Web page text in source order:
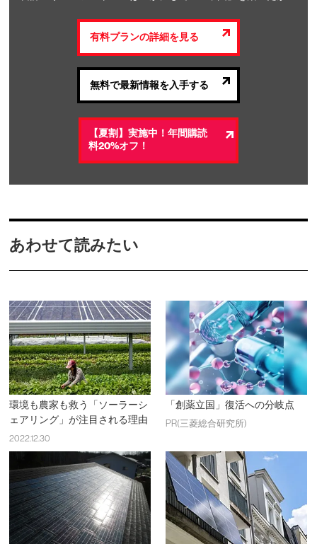
有料プランの詳細を見る
無料で最新情報を入手する
【夏割】実施中！年間購読
料20%オフ！
あわせて読みたい
環境も農家も救う「ソーラーシ
ェアリング」が注目される理由
2022.12.30
「創薬立国」復活への分岐点
PR(三菱総合研究所)